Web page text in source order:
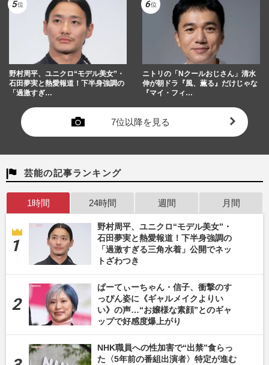
野村周平、ユニクロ“モデル美女”・
石田夢実と熱愛報道！下半身強調の
「過激すぎ…
ニトリの「Nクールおじさん」清水
伸が朝ドラ『風、薫る』だけじゃな
『マイ・フィ…
7位以降を見る
芸能の記事ランキング
1時間 24時間 週間 月間
野村周平、ユニクロ“モデル美女”・
石田夢実と熱愛報道！下半身強調の
「過激すぎる三角水着」公開でネッ
トざわつき
ぱーてぃーちゃん・信子、衝撃のす
っぴん姿に《ギャルメイクよりい
い》の声…“お嬢様な素顔”とのギャ
ップで好感度爆上がり
NHK職員への性加害で“出禁”食らっ
た〈5年前の番組出演者〉特定が進む